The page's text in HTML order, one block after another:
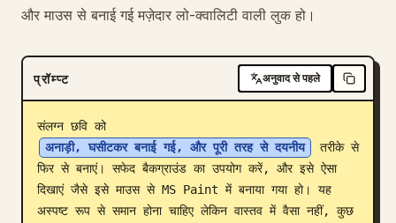
डाउनलोड
ब्लॉग
अपडेट
और माउस से बनाई गई मज़ेदार लो-क्वालिटी वाली लुक हो।
प्रॉम्प्ट अनुवाद से पहले
संलग्न छवि को
अनाड़ी, घसीटकर बनाई गई, और पूरी तरह से दयनीय
तरीके से
फिर से बनाएं। सफेद बैकग्राउंड का उपयोग करें, और इसे ऐसा
दिखाएं जैसे इसे माउस से MS Paint में बनाया गया हो। यह
अस्पष्ट रूप से समान होना चाहिए लेकिन वास्तव में वैसा नहीं, कुछ